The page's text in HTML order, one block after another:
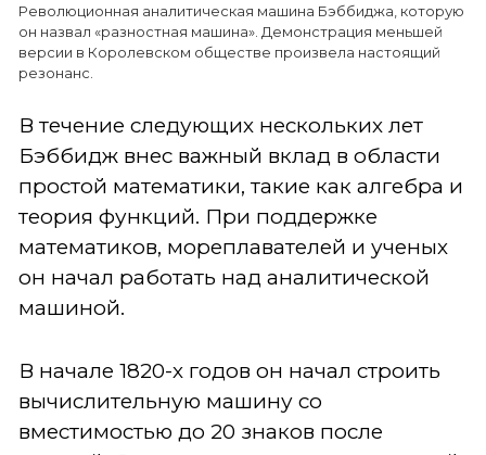
Революционная аналитическая машина Бэббиджа, которую
он назвал «разностная машина». Демонстрация меньшей
версии в Королевском обществе произвела настоящий
резонанс.
В течение следующих нескольких лет
Бэббидж внес важный вклад в области
простой математики, такие как алгебра и
теория функций. При поддержке
математиков, мореплавателей и ученых
он начал работать над аналитической
машиной.
В начале 1820-х годов он начал строить
вычислительную машину со
вместимостью до 20 знаков после